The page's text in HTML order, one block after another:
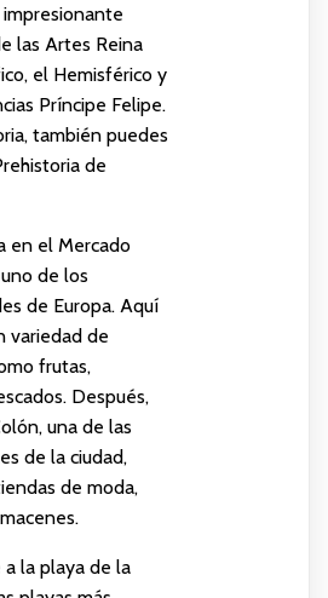
las Artes Reina
el Hemisférico y
Príncipe Felipe.
también puedes
de
en el Mercado
de los
de Europa. Aquí
variedad de
frutas,
Después,
una de las
de la ciudad,
de moda,
la playa de la